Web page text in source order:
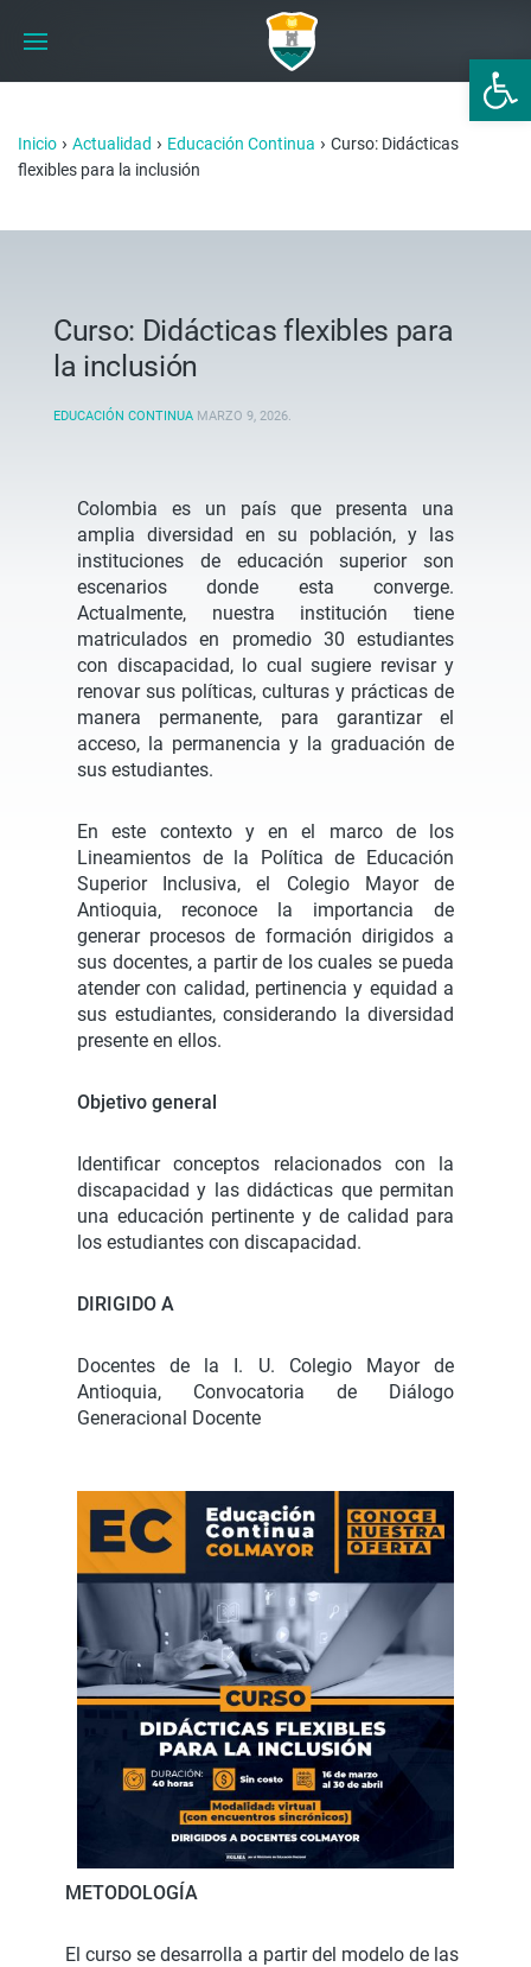
Abrir
Inicio › Actualidad › Educación Continua › Curso: Didácticas
flexibles para la inclusión
Curso: Didácticas flexibles para
la inclusión
EDUCACIÓN CONTINUA MARZO 9, 2026.
Colombia es un país que presenta una
amplia diversidad en su población, y las
instituciones de educación superior son
escenarios donde esta converge.
Actualmente, nuestra institución tiene
matriculados en promedio 30 estudiantes
con discapacidad, lo cual sugiere revisar y
renovar sus políticas, culturas y prácticas de
manera permanente, para garantizar el
acceso, la permanencia y la graduación de
sus estudiantes.
En este contexto y en el marco de los
Lineamientos de la Política de Educación
Superior Inclusiva, el Colegio Mayor de
Antioquia, reconoce la importancia de
generar procesos de formación dirigidos a
sus docentes, a partir de los cuales se pueda
atender con calidad, pertinencia y equidad a
sus estudiantes, considerando la diversidad
presente en ellos.
Objetivo general
Identificar conceptos relacionados con la
discapacidad y las didácticas que permitan
una educación pertinente y de calidad para
los estudiantes con discapacidad.
DIRIGIDO A
Docentes de la I. U. Colegio Mayor de
Antioquia, Convocatoria de Diálogo
Generacional Docente
METODOLOGÍA
El curso se desarrolla a partir del modelo de las